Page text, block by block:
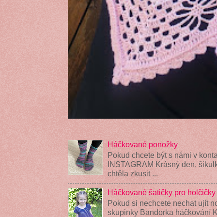
Háčkované ponožky
Pokud chcete být s námi v
INSTAGRAM Krásný den,
chtěla zkusit ...
Háčkované šatičky pro holčičky
Pokud si nechcete nechat ujít
skupinky Bandorka háčkování